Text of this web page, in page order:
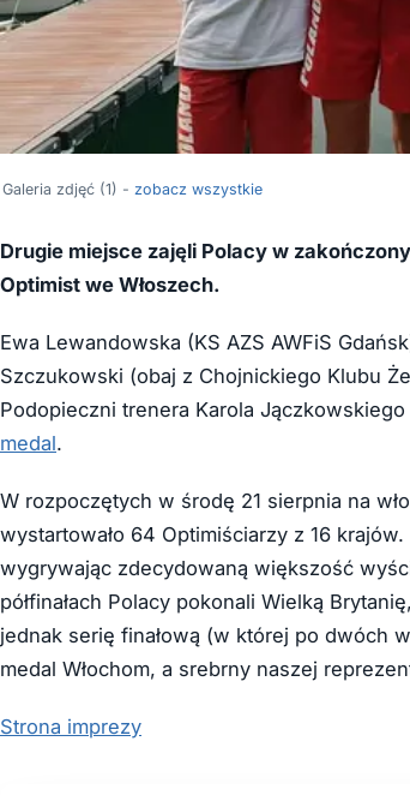
Galeria zdjęć (1) - zobacz wszystkie
Drugie miejsce zajęli Polacy w
Optimist we Włoszech.
Ewa Lewandowska (KS AZS AWFiS
Szczukowski (obaj z Chojnickiego Klubu
Podopieczni trenera Karola
medal.
W rozpoczętych w środę 21 sierpnia na
wystartowało 64 Optimiściarzy z 16
wygrywając zdecydowaną większość
półfinałach Polacy pokonali Wielką
jednak serię finałową (w której po dwóch
medal Włochom, a srebrny naszej
Strona imprezy